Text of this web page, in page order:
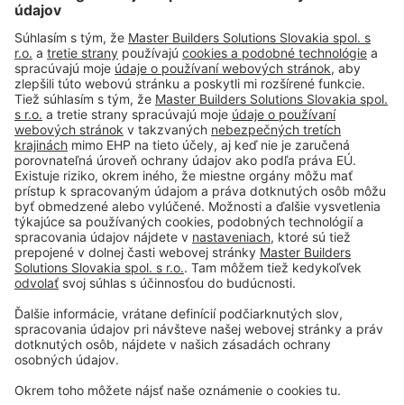
#PCI
Tiráž
Podmienky používania
Obchodné podmienky spoločnosti
Paletové hospodárstvo
Ochrana osobných údajov